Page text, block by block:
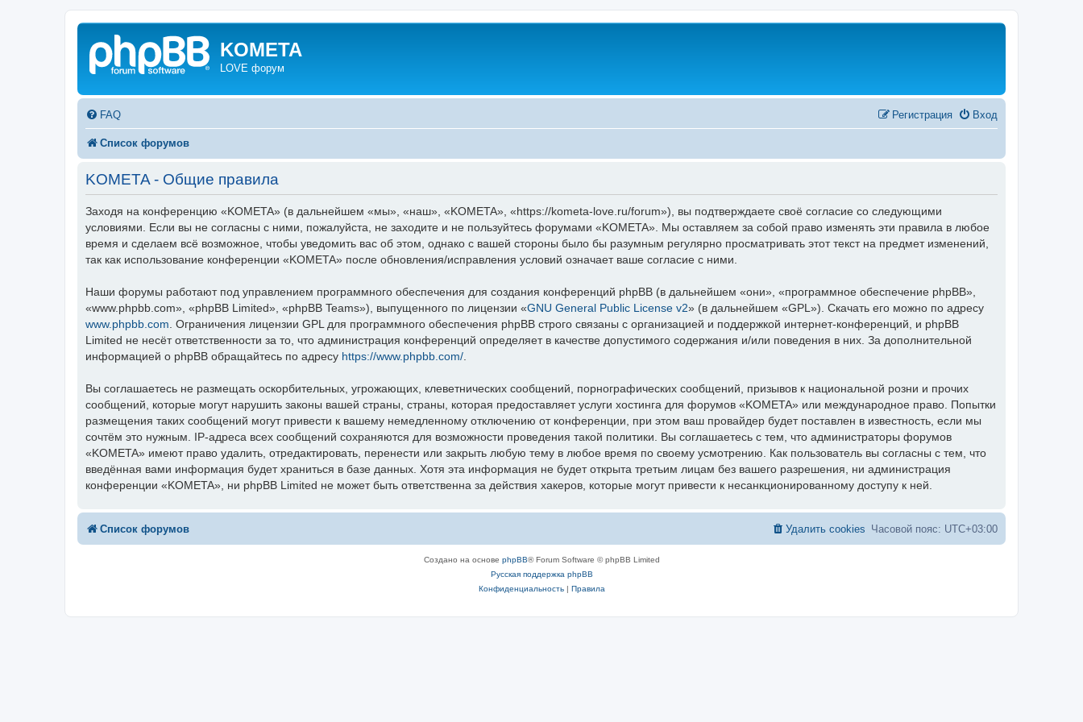
KOMETA
LOVE форум
FAQ Вход
Регистрация
Список форумов
KOMETA - Общие правила
Заходя на конференцию «KOMETA» (в дальнейшем «мы», «наш», «KOMETA», «https://kometa-love.ru/forum»), вы подтверждаете своё согласие со следующими
условиями. Если вы не согласны с ними, пожалуйста, не заходите и не пользуйтесь форумами «KOMETA». Мы оставляем за собой право изменять эти правила в любое
время и сделаем всё возможное, чтобы уведомить вас об этом, однако с вашей стороны было бы разумным регулярно просматривать этот текст на предмет изменений,
так как использование конференции «KOMETA» после обновления/исправления условий означает ваше согласие с ними.
Наши форумы работают под управлением программного обеспечения для создания конференций phpBB (в дальнейшем «они», «программное обеспечение phpBB»,
«www.phpbb.com», «phpBB Limited», «phpBB Teams»), выпущенного по лицензии «GNU General Public License v2» (в дальнейшем «GPL»). Скачать его можно по адресу
www.phpbb.com . Ограничения лицензии GPL для программного обеспечения phpBB строго связаны с организацией и поддержкой интернет-конференций, и phpBB
Limited не несёт ответственности за то, что администрация конференций определяет в качестве допустимого содержания и/или поведения в них. За дополнительной
информацией о phpBB обращайтесь по адресу https://www.phpbb.com/
Вы соглашаетесь не размещать оскорбительных, угрожающих, клеветнических сообщений, порнографических сообщений, призывов к национальной розни и прочих
сообщений, которые могут нарушить законы вашей страны, страны, которая предоставляет услуги хостинга для форумов «KOMETA» или международное право. Попытки
размещения таких сообщений могут привести к вашему немедленному отключению от конференции, при этом ваш провайдер будет поставлен в известность, если мы
сочтём это нужным. IP-адреса всех сообщений сохраняются для возможности проведения такой политики. Вы соглашаетесь с тем, что администраторы форумов
«KOMETA» имеют право удалить, отредактировать, перенести или закрыть любую тему в любое время по своему усмотрению. Как пользователь вы согласны с тем, что
введённая вами информация будет храниться в базе данных. Хотя эта информация не будет открыта третьим лицам без вашего разрешения, ни администрация
конференции «KOMETA», ни phpBB Limited не может быть ответственна за действия хакеров, которые могут привести к несанкционированному доступу к ней.
Список форумов Часовой пояс: UTC+03:00
Удалить cookies
Создано на основе phpBB® Forum Software © phpBB Limited
Русская поддержка phpBB
Конфиденциальность| Правила